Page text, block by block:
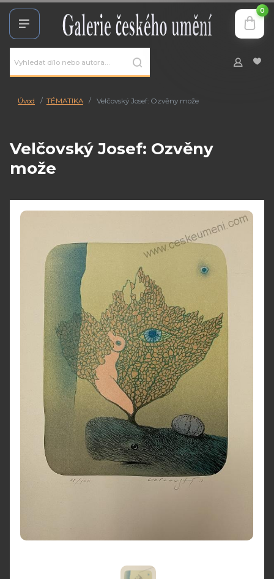
0
Úvod TÉMATIKA Velčovský Josef: Ozvěny može
Velčovský Josef: Ozvěny
može